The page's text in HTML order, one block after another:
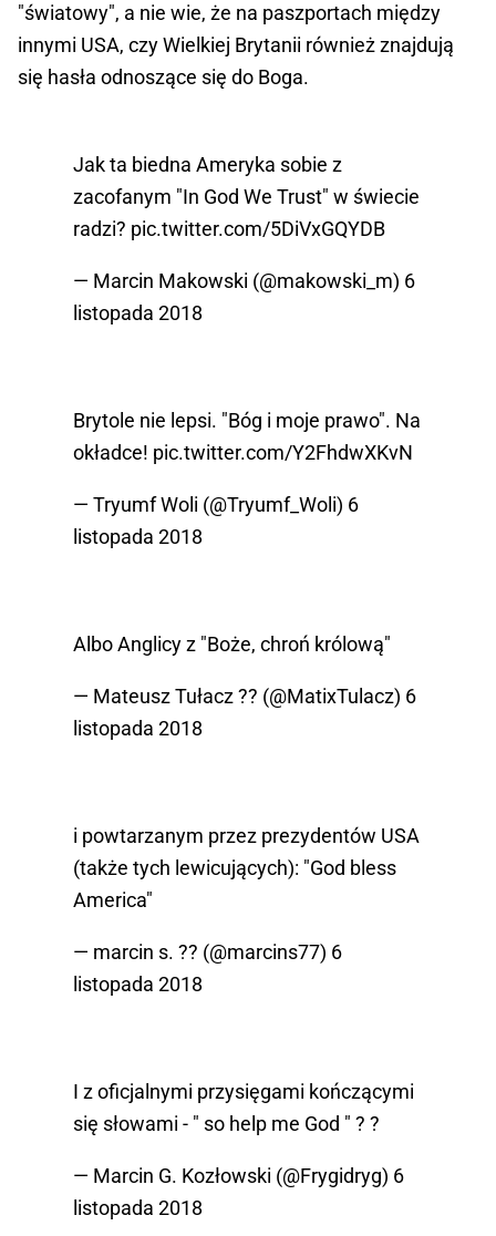
"światowy", a nie wie, że na paszportach między
innymi USA, czy Wielkiej Brytanii również znajdują
się hasła odnoszące się do Boga.
Jak ta biedna Ameryka sobie z
zacofanym "In God We Trust" w świecie
radzi? pic.twitter.com/5DiVxGQYDB
— Marcin Makowski (@makowski_m) 6
listopada 2018
Brytole nie lepsi. "Bóg i moje prawo". Na
okładce! pic.twitter.com/Y2FhdwXKvN
— Tryumf Woli (@Tryumf_Woli) 6
listopada 2018
Albo Anglicy z "Boże, chroń królową"
— Mateusz Tułacz ?? (@MatixTulacz) 6
listopada 2018
i powtarzanym przez prezydentów USA
(także tych lewicujących): "God bless
America"
— marcin s. ?? (@marcins77) 6
listopada 2018
I z oficjalnymi przysięgami kończącymi
się słowami - " so help me God " ? ?
— Marcin G. Kozłowski (@Frygidryg) 6
listopada 2018